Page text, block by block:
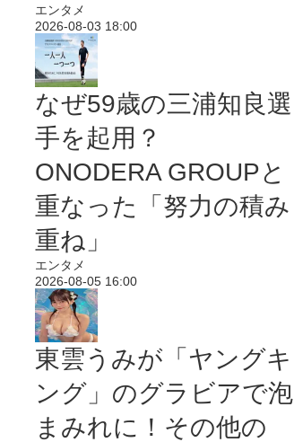
エンタメ
2026-08-03 18:00
なぜ59歳の三浦知良選
手を起用？
ONODERA GROUPと
重なった「努力の積み
重ね」
エンタメ
2026-08-05 16:00
東雲うみが「ヤングキ
ング」のグラビアで泡
まみれに！その他の